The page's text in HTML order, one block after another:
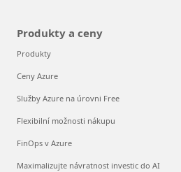
Produkty a ceny
Produkty
Ceny Azure
Služby Azure na úrovni Free
Flexibilní možnosti nákupu
FinOps v Azure
Maximalizujte návratnost investic do AI